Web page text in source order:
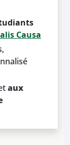
Causa
aux